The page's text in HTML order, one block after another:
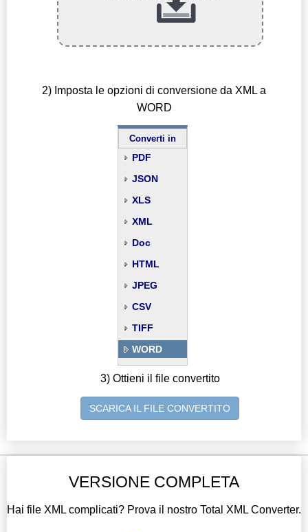
2) Imposta le opzioni di conversione da XML a
WORD
Converti in
PDF
JSON
XLS
XML
Doc
HTML
JPEG
CSV
TIFF
WORD
3) Ottieni il file convertito
SCARICA IL FILE CONVERTITO
VERSIONE COMPLETA
Hai file XML complicati? Prova il nostro Total XML Converter.